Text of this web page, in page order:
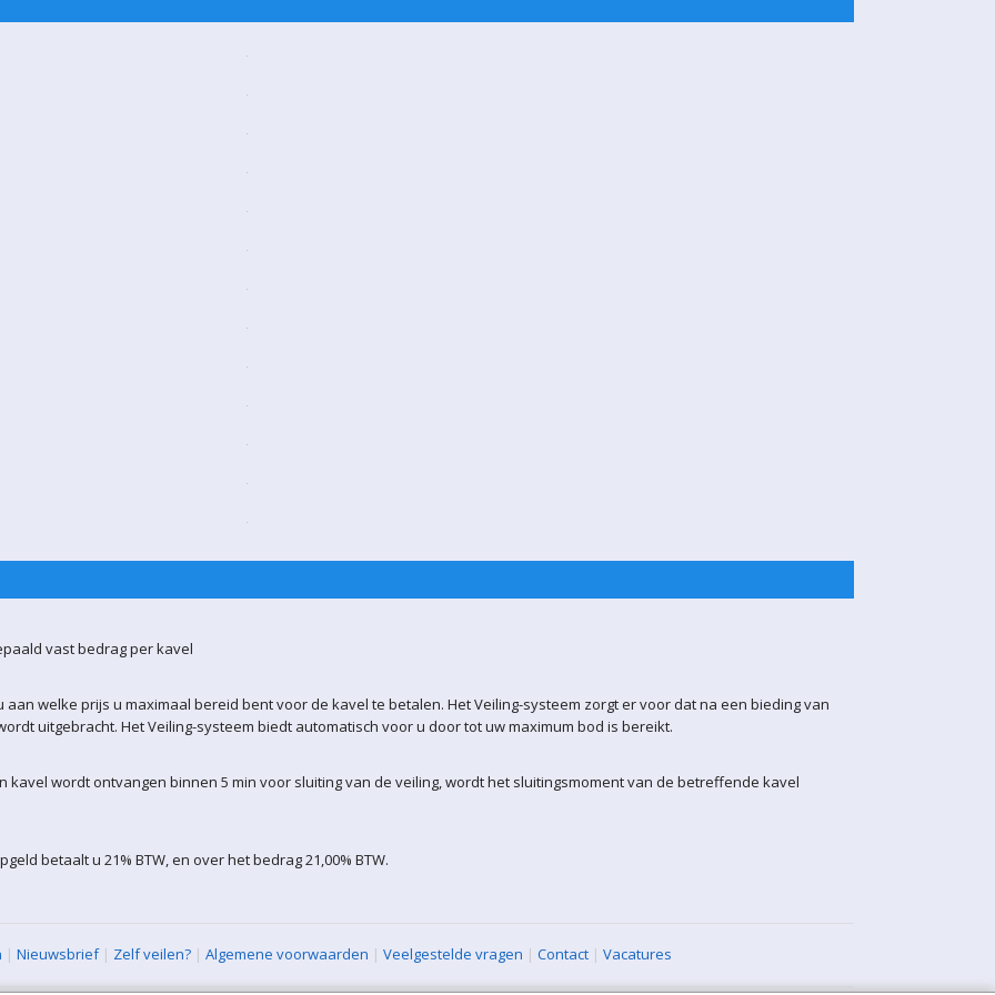
vast bedrag per kavel
welke prijs u maximaal bereid bent voor de kavel te betalen. Het Veiling-systeem zorgt er voor dat na een bieding van
uitgebracht. Het Veiling-systeem biedt automatisch voor u door tot uw maximum bod is bereikt.
wordt ontvangen binnen 5 min voor sluiting van de veiling, wordt het sluitingsmoment van de betreffende kavel
betaalt u 21% BTW, en over het bedrag 21,00% BTW.
| Nieuwsbrief| Zelf veilen? | Algemene voorwaarden | Veelgestelde vragen | Contact | Vacatures